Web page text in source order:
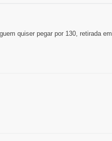
quiser pegar por 130, retirada em